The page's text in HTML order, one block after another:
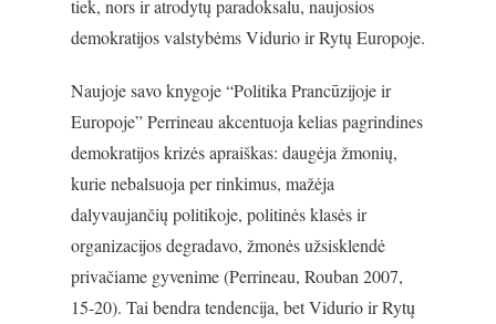
tiek, nors ir atrodytų paradoksalu, naujosios
demokratijos valstybėms Vidurio ir Rytų Europoje.
Naujoje savo knygoje “Politika Prancūzijoje ir
Europoje” Perrineau akcentuoja kelias pagrindines
demokratijos krizės apraiškas: daugėja žmonių,
kurie nebalsuoja per rinkimus, mažėja
dalyvaujančių politikoje, politinės klasės ir
organizacijos degradavo, žmonės užsisklendė
privačiame gyvenime (Perrineau, Rouban 2007,
15-20). Tai bendra tendencija, bet Vidurio ir Rytų